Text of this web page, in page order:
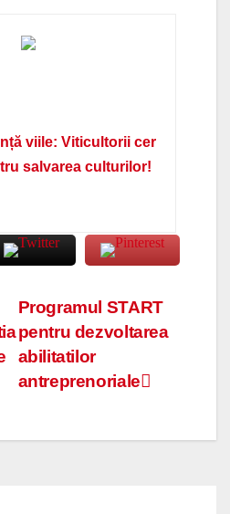
viile: Viticultorii cer
salvarea culturilor!
Programul START
pentru dezvoltarea
abilitatilor
antreprenoriale